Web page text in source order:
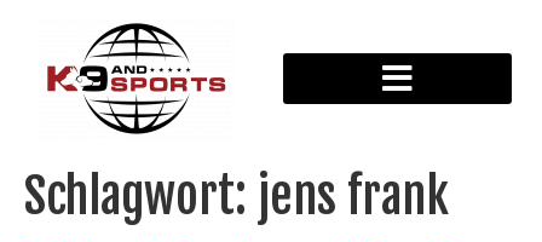
Schlagwort: jens frank